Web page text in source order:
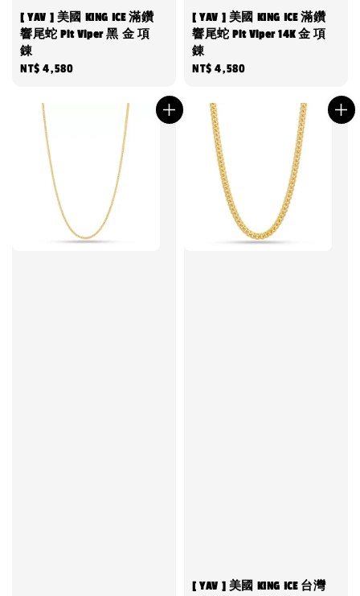
[ YAV ] 美國 KING ICE 滿鑽
響尾蛇 Pit Viper 黑 金 項
錬
Regular
NT$ 4,580
[ YAV ] 美國 KING ICE 滿鑽
響尾蛇 Pit Viper 14K 金 項
錬
Regular
NT$ 4,580
[ YAV ] 美國 KING ICE 台灣